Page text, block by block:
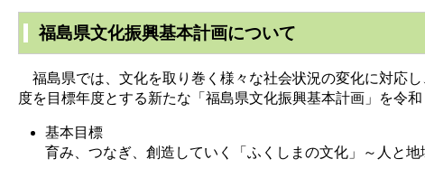
福島県文化振興基本計画について
福島県では、文化を取り巻く様々な社会状況の変化に対応
度を目標年度とする新たな「福島県文化振興基本計画」を令和
基本目標
育み、つなぎ、創造していく「ふくしまの文化」～人と